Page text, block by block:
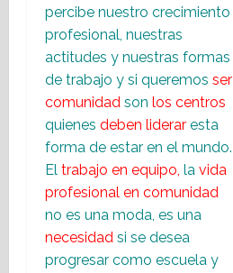
percibe nuestro crecimiento
profesional, nuestras
actitudes y nuestras formas
de trabajo y si queremos ser
comunidad son los centros
quienes deben liderar esta
forma de estar en el mundo.
El trabajo en equipo, la vida
profesional en comunidad
no es una moda, es una
necesidad si se desea
progresar como escuela y